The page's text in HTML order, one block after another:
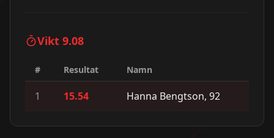
Vikt 9.08
# Resultat Namn
1 15.54 Hanna Bengtson, 92